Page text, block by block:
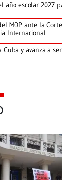
año escolar 2027
MOP ante la
Internacional
Cuba y avanza a